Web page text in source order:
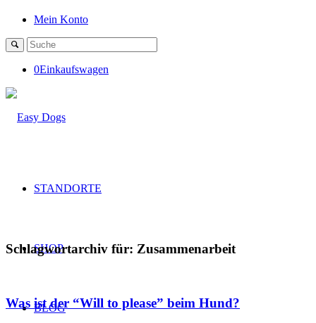
Mein Konto
0Einkaufswagen
STANDORTE
SHOP
BLOG
Schlagwortarchiv für: Zusammenarbeit
Was ist der “Will to please” beim Hund?